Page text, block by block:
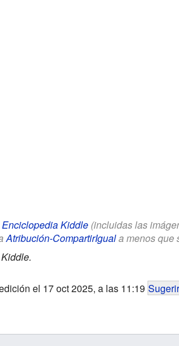
Enciclopedia Kiddle(incluidas las
Atribución-CompartirIguala menos que
el 17 oct 2025, a las 11:19